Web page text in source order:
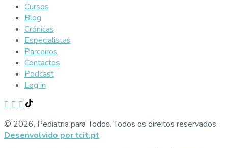
Cursos
Blog
Crónicas
Especialistas
Parceiros
Contactos
Podcast
Log in
© 2026, Pediatria para Todos. Todos os direitos reservados.
Desenvolvido por tcit.pt